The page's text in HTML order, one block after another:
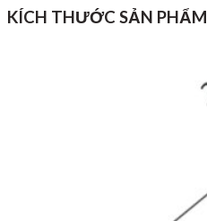
KÍCH THƯỚC SẢN PHẨM